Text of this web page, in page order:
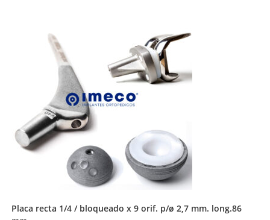
placa recta 1/4 / bloqueado x 9 orif. p/ø 2,7 mm. long.86